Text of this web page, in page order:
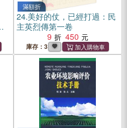
滿額折
24.美好的仗，已經打過：民
主英烈傳第一卷
9
450
庫存：3